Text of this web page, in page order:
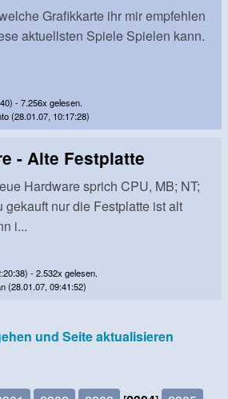
Grafikkarte ihr mir empfehlen
aktuellsten Spiele Spielen kann.
- 7.256x gelesen.
(28.01.07, 10:17:28)
- Alte Festplatte
Hardware sprich CPU, MB; NT;
nur die Festplatte ist alt
i...
- 2.532x gelesen.
(28.01.07, 09:41:52)
und Seite aktualisieren